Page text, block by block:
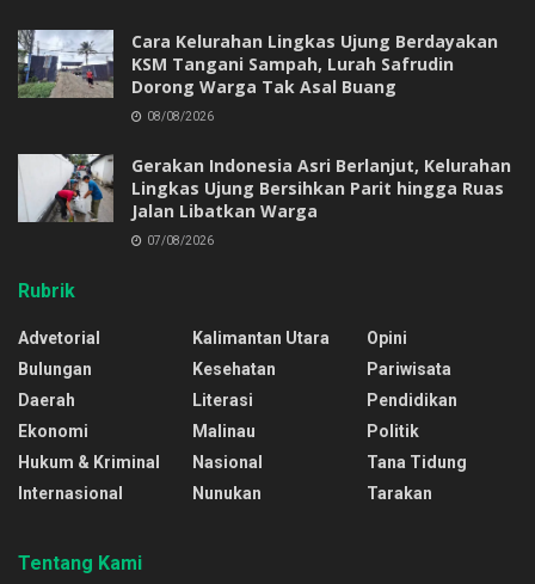
Cara Kelurahan Lingkas Ujung Berdayakan
KSM Tangani Sampah, Lurah Safrudin
Dorong Warga Tak Asal Buang
08/08/2026
Gerakan Indonesia Asri Berlanjut, Kelurahan
Lingkas Ujung Bersihkan Parit hingga Ruas
Jalan Libatkan Warga
07/08/2026
Rubrik
Advetorial
Bulungan
Daerah
Ekonomi
Hukum & Kriminal
Internasional
Kalimantan Utara
Kesehatan
Literasi
Malinau
Nasional
Nunukan
Opini
Pariwisata
Pendidikan
Politik
Tana Tidung
Tarakan
Tentang Kami